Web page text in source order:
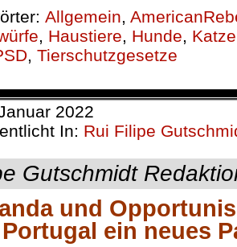
Allgemein,
, Haustiere, Hunde,
, Tierschutzgesetze
2022
In: Rui Filipe
Gutschmidt
und
ein neues